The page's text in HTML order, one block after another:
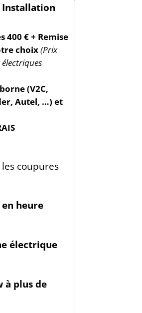
Installation
400 € + Remise
choix(Prix
(V2C,
Autel, …) et
coupures
heure
électrique
à plus de